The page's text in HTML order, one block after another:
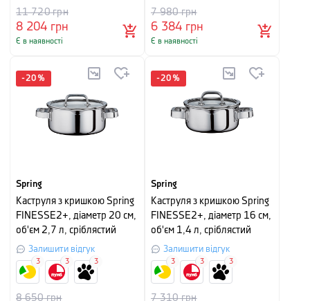
8 204 грн
11 720грн
Є в наявності
6 384 грн
7 980грн
Є в наявності
-20 %
Spring
Каструля з кришкою Spring
FINESSE2+, діаметр 20 см,
об'єм 2,7 л, сріблястий
Залишити відгук
8 650грн
3 3 3
-20 %
Spring
Каструля з кришкою Spring
FINESSE2+, діаметр 16 см,
об'єм 1,4 л, сріблястий
Залишити відгук
7 310грн
3 3 3